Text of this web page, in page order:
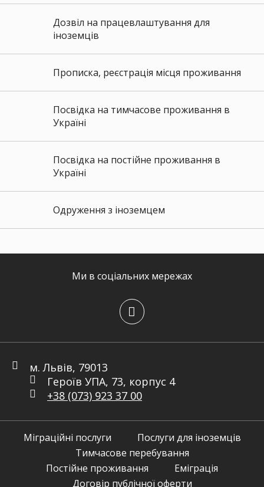
Дозвіл на працевлаштування для
іноземців
Прописка, реєстрація місця проживання
Посвідка на тимчасове проживання в
Україні
Посвідка на постійне проживання в
Україні
Одруження з іноземцем
Ми в соціальних мережах
м. Львів, 79013
Героїв УПА, 73, корпус 4
+38 (073) 923 37 00
Міграційні послуги
Послуги для іноземців
Тимчасове перебування
Постійне проживання
Еміграція
Договір публічної оферти